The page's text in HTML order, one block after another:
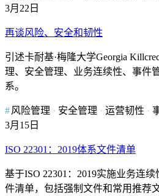
3月22日
再谈风险、安全和韧性
引述卡耐基·梅隆大学Georgia
理、安全管理、业务连续性、事件
系。
风险管理 安全管理 运营韧性
3月15日
ISO 22301：2019体系文件清单
基于ISO 22301：2019实施业务连
件清单，包括强制文件和常用推荐文